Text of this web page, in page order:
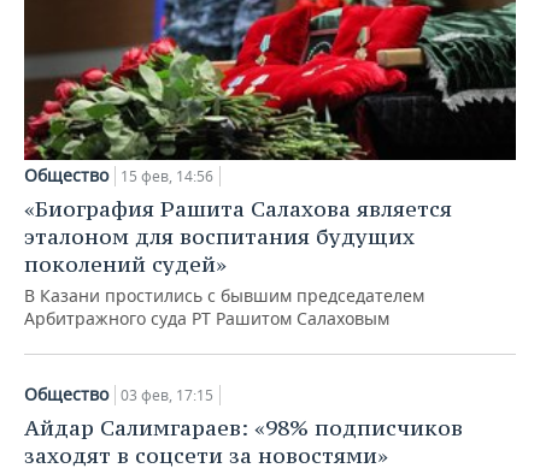
Общество 15 фев, 14:56
«Биография Рашита Салахова является
эталоном для воспитания будущих
поколений судей»
В Казани простились с бывшим председателем
Арбитражного суда РТ Рашитом Салаховым
Общество 03 фев, 17:15
Айдар Салимгараев: «98% подписчиков
заходят в соцсети за новостями»